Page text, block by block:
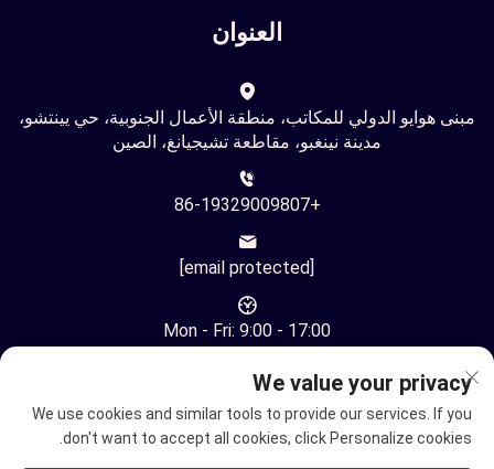
العنوان
مبنى هوايو الدولي للمكاتب، منطقة الأعمال الجنوبية، حي يينتشو،
مدينة نينغبو، مقاطعة تشيجيانغ، الصين
+86-19329009807
[email protected]
Mon - Fri: 9:00 - 17:00
We value your privacy
We use cookies and similar tools to provide our services. If you
don't want to accept all cookies, click Personalize cookies.